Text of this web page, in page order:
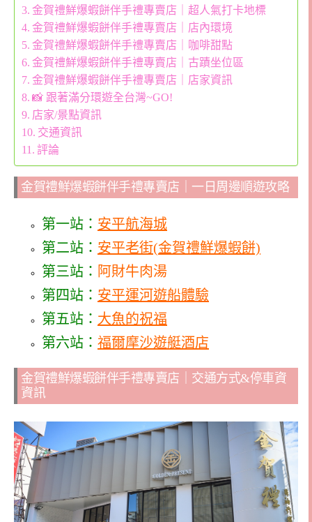
金賀禮鮮爆蝦餅伴手禮專賣店｜超人氣打卡地標
金賀禮鮮爆蝦餅伴手禮專賣店｜店內環境
金賀禮鮮爆蝦餅伴手禮專賣店｜咖啡甜點
金賀禮鮮爆蝦餅伴手禮專賣店｜古蹟坐位區
金賀禮鮮爆蝦餅伴手禮專賣店｜店家資訊
📸 跟著滿分環遊全台灣~GO!
店家/景點資訊
交通資訊
評論
金賀禮鮮爆蝦餅伴手禮專賣店｜一日周邊順遊攻略
第一站： 安平航海城
第二站： 安平老街(金賀禮鮮爆蝦餅)
第三站： 阿財牛肉湯
第四站： 安平運河遊船體驗
第五站： 大魚的祝福
第六站： 福爾摩沙遊艇酒店
金賀禮鮮爆蝦餅伴手禮專賣店｜交通方式&停車資
資訊